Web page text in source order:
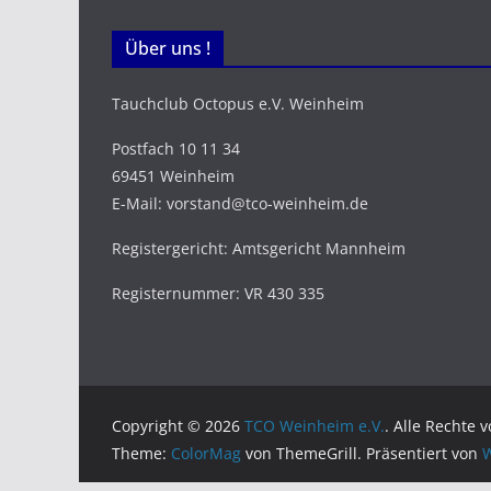
Über uns !
Tauchclub Octopus e.V. Weinheim
Postfach 10 11 34
69451 Weinheim
E-Mail: vorstand@tco-weinheim.de
Registergericht: Amtsgericht Mannheim
Registernummer: VR 430 335
Copyright © 2026 TCO Weinheim e.V.. Alle Rechte
Theme: ColorMag von ThemeGrill. Präsentiert von